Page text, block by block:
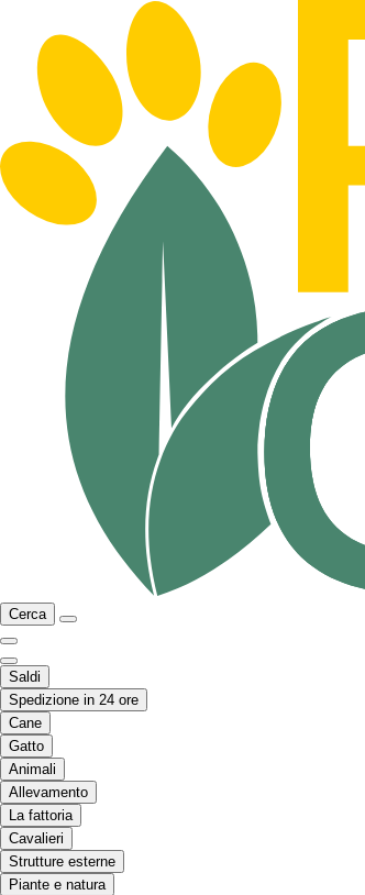
Cerca
Saldi
Spedizione in 24 ore
Cane
Gatto
Animali
Allevamento
La fattoria
Cavalieri
Strutture esterne
Piante e natura